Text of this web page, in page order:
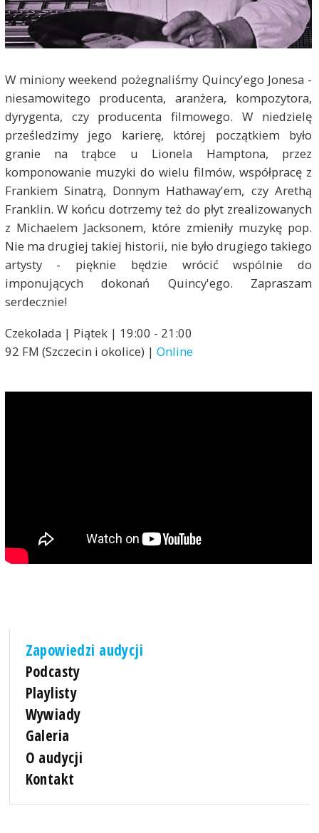
W miniony weekend pożegnaliśmy Quincy'ego Jonesa -
niesamowitego producenta, aranżera, kompozytora,
dyrygenta, czy producenta filmowego. W niedzielę
prześledzimy jego karierę, której początkiem było
granie na trąbce u Lionela Hamptona, przez
komponowanie muzyki do wielu filmów, współpracę z
Frankiem Sinatrą, Donnym Hathaway'em, czy Arethą
Franklin. W końcu dotrzemy też do płyt zrealizowanych
z Michaelem Jacksonem, które zmieniły muzykę pop.
Nie ma drugiej takiej historii, nie było drugiego takiego
artysty - pięknie będzie wrócić wspólnie do
imponujących dokonań Quincy'ego. Zapraszam
serdecznie!
Czekolada | Piątek | 19:00 - 21:00
92 FM (Szczecin i okolice) | Online
Zapowiedzi audycji
Podcasty
Playlisty
Wywiady
Galeria
O audycji
Kontakt